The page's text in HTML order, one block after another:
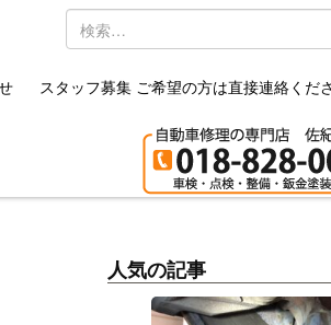
索:
スタッフ募集 ご希望の方は直接連絡くだ
人気の記事